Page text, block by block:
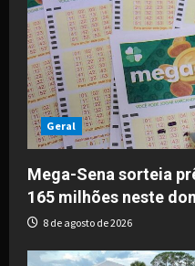
Geral
Mega-Sena sorteia
165 milhões neste
8 de agosto de 2026